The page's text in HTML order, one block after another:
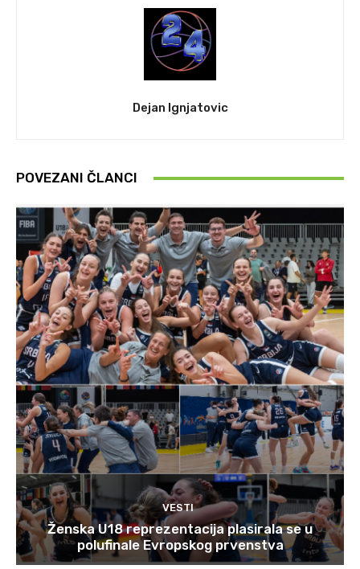
Dejan Ignjatovic
POVEZANI ČLANCI
VESTI
Ženska U18 reprezentacija plasirala se u
polufinale Evropskog prvenstva